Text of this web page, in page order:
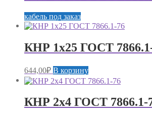
кабель под заказ
КНР 1х25 ГОСТ
644,00₽ В корзину
КНР 2х4 ГОСТ 7866.1-